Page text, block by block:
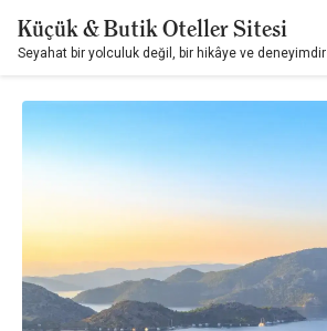
Küçük & Butik Oteller Sitesi
Seyahat bir yolculuk değil, bir hikâye ve deneyimdir